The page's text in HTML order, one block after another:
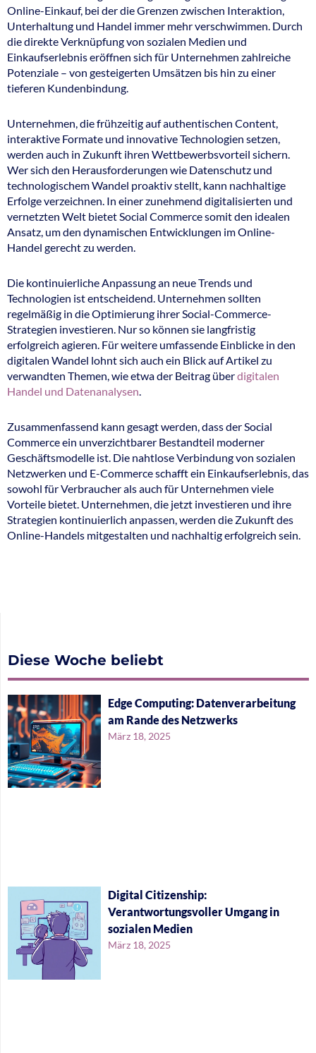
Online-Einkauf, bei der die Grenzen zwischen Interaktion,
Unterhaltung und Handel immer mehr verschwimmen. Durch
die direkte Verknüpfung von sozialen Medien und
Einkaufserlebnis eröffnen sich für Unternehmen zahlreiche
Potenziale – von gesteigerten Umsätzen bis hin zu einer
tieferen Kundenbindung.
Unternehmen, die frühzeitig auf authentischen Content,
interaktive Formate und innovative Technologien setzen,
werden auch in Zukunft ihren Wettbewerbsvorteil sichern.
Wer sich den Herausforderungen wie Datenschutz und
technologischem Wandel proaktiv stellt, kann nachhaltige
Erfolge verzeichnen. In einer zunehmend digitalisierten und
vernetzten Welt bietet Social Commerce somit den idealen
Ansatz, um den dynamischen Entwicklungen im Online-
Handel gerecht zu werden.
Die kontinuierliche Anpassung an neue Trends und
Technologien ist entscheidend. Unternehmen sollten
regelmäßig in die Optimierung ihrer Social-Commerce-
Strategien investieren. Nur so können sie langfristig
erfolgreich agieren. Für weitere umfassende Einblicke in den
digitalen Wandel lohnt sich auch ein Blick auf Artikel zu
verwandten Themen, wie etwa der Beitrag überdigitalen
Handel und Datenanalysen.
Zusammenfassend kann gesagt werden, dass der Social
Commerce ein unverzichtbarer Bestandteil moderner
Geschäftsmodelle ist. Die nahtlose Verbindung von sozialen
Netzwerken und E-Commerce schafft ein Einkaufserlebnis, das
sowohl für Verbraucher als auch für Unternehmen viele
Vorteile bietet. Unternehmen, die jetzt investieren und ihre
Strategien kontinuierlich anpassen, werden die Zukunft des
Online-Handels mitgestalten und nachhaltig erfolgreich sein.
Diese Woche beliebt
Edge Computing: Datenverarbeitung
am Rande des Netzwerks
März 18, 2025
Digital Citizenship:
Verantwortungsvoller Umgang in
sozialen Medien
März 18, 2025